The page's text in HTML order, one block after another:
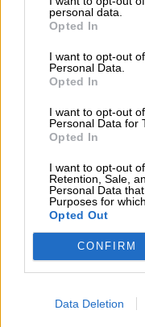
personal data.
Opted In
I want to opt-out
Personal Data.
Opted In
I want to opt-out
Personal Data for
Opted In
I want to opt-out
Retention, Sale,
Personal Data
Purposes for
Opted Out
CONFIRM
Data Deletion
Σύγκρουση 2
Τύρναβο